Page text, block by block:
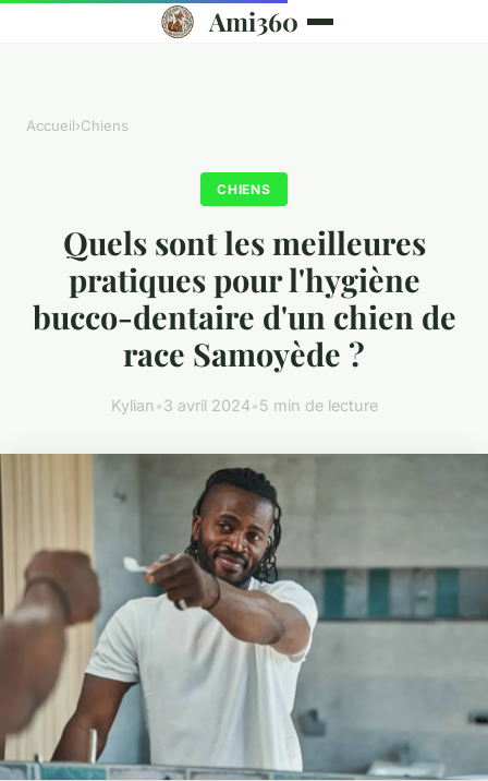
Ami360
Accueil›Chiens
CHIENS
Quels sont les meilleures
pratiques pour l'hygiène
bucco-dentaire d'un chien de
race Samoyède ?
Kylian•3 avril 2024•5 min de lecture